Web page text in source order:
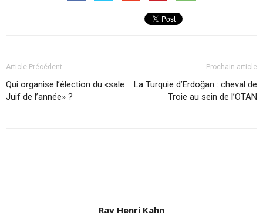
Article Précédent
Qui organise l’élection du «sale
Juif de l’année» ?
Prochain article
La Turquie d’Erdoğan : cheval de
Troie au sein de l’OTAN
Rav Henri Kahn